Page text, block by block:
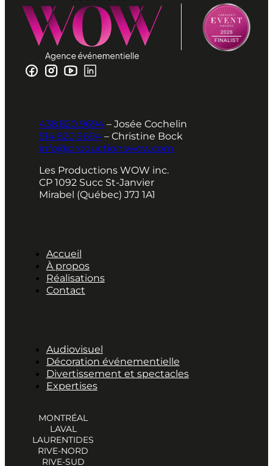
438.820.9694– Josée Cochelin
514.820.9694– Christine Bock
info@productionswow.com
Les Productions WOW inc.
CP 1092 Succ St-Janvier
Mirabel (Québec) J7J 1A1
Accueil
À propos
Réalisations
Contact
Audiovisuel
Décoration événementielle
Divertissement et spectacles
Expertises
MONTRÉAL
LAVAL
LAURENTIDES
RIVE-NORD
RIVE-SUD